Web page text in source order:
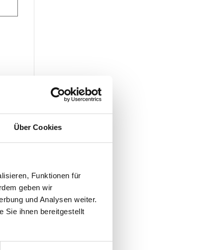
Über Cookies
Funktionen für
geben wir
und Analysen weiter.
Sie ihnen bereitgestellt